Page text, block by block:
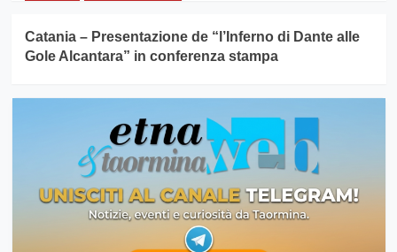
Catania – Presentazione de “l’Inferno di Dante alle
Gole Alcantara” in conferenza stampa